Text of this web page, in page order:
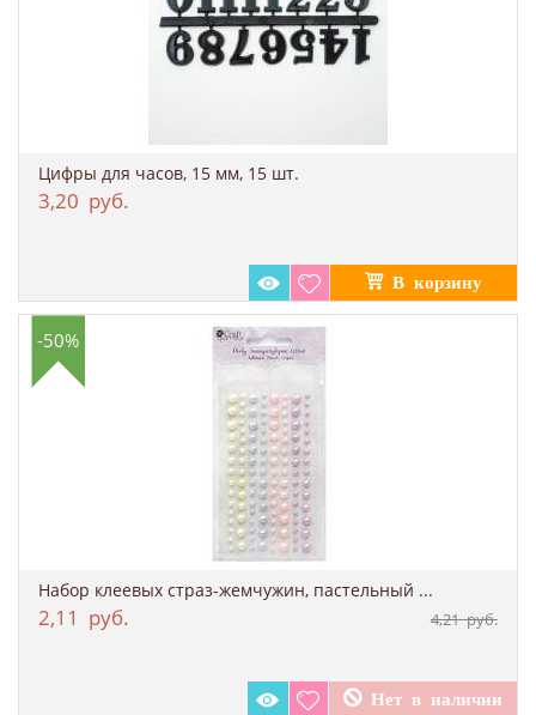
Цифры для часов, 15 мм, 15 шт.
3,20 руб.
-50%
Набор клеевых страз-жемчужин, пастельный ...
2,11 руб. 4,21руб.